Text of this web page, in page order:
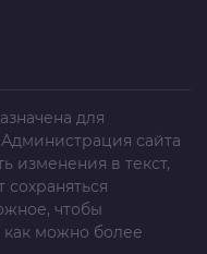
для
сайта
изменения в текст,
чтобы
можно более